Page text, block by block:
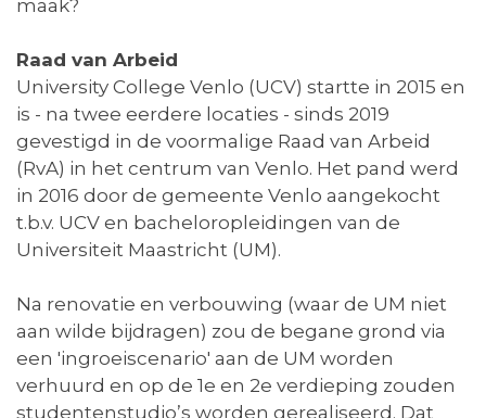
maak?
Raad van Arbeid
University College Venlo (UCV) startte in 2015 en
is - na twee eerdere locaties - sinds 2019
gevestigd in de voormalige Raad van Arbeid
(RvA) in het centrum van Venlo. Het pand werd
in 2016 door de gemeente Venlo aangekocht
t.b.v. UCV en bacheloropleidingen van de
Universiteit Maastricht (UM).
Na renovatie en verbouwing (waar de UM niet
aan wilde bijdragen) zou de begane grond via
een 'ingroeiscenario' aan de UM worden
verhuurd en op de 1e en 2e verdieping zouden
studentenstudio’s worden gerealiseerd. Dat